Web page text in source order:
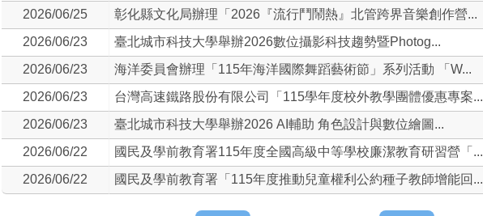
2026/06/25
彰化縣文化局辦理「2026『流行鬥鬧熱』北管跨界音樂創作營...
2026/06/23
臺北城市科技大學舉辦2026數位攝影科技趨勢暨Photog...
2026/06/23
海洋委員會辦理「115年海洋國際舞蹈藝術節」系列活動 「W...
2026/06/23
台灣高速鐵路股份有限公司「115學年度校外教學團體優惠專案...
2026/06/23
臺北城市科技大學舉辦2026 AI輔助 角色設計與數位繪圖...
2026/06/22
國民及學前教育署115年度全國高級中等學校廉潔教育研習營「...
2026/06/22
國民及學前教育署「115年度推動兒童權利公約種子教師增能回...